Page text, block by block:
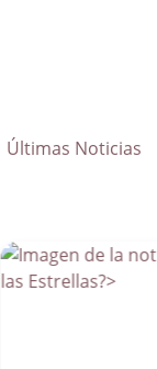
Últimas Noticias